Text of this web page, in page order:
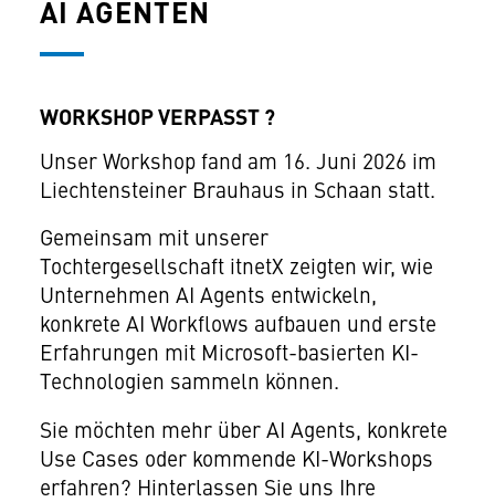
AI AGENTEN
WORKSHOP VERPASST ?
Unser Workshop fand am 16. Juni 2026 im
Liechtensteiner Brauhaus in Schaan statt.
Gemeinsam mit unserer
Tochtergesellschaft itnetX zeigten wir, wie
Unternehmen AI Agents entwickeln,
konkrete AI Workflows aufbauen und erste
Erfahrungen mit Microsoft-basierten KI-
Technologien sammeln können.
Sie möchten mehr über AI Agents, konkrete
Use Cases oder kommende KI-Workshops
erfahren? Hinterlassen Sie uns Ihre